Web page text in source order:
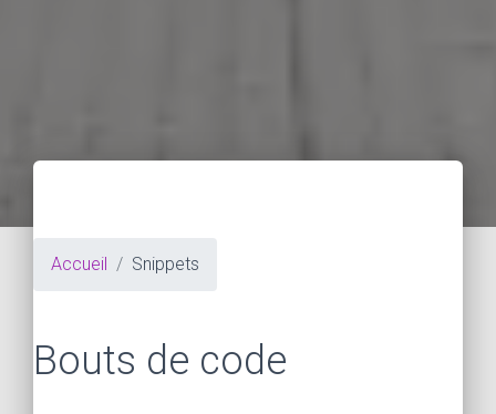
Accueil Snippets
Bouts de code